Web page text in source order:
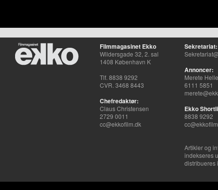
Filmmagasinet Ekko
Wildersgade 32, 2. sal
1408 København K
Tlf. 8838 9292
CVR. 3468 8443
Chefredaktør:
Claus Christensen
2729 0011
cc@ekkofilm.dk
Sekretariat:
Annoncer:
Merete
6111 5851
Ekko
8838 9292
Artikler og
indekseres
distribueres